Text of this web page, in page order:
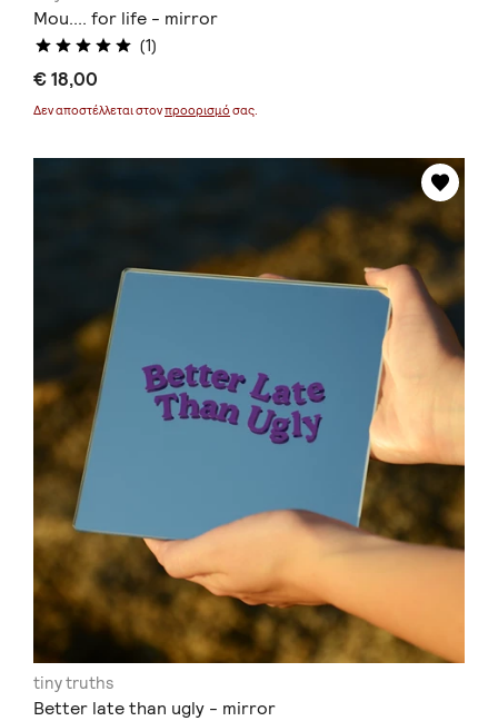
Mou.... for life - mirror
(1)
€ 18,00
Δεν αποστέλλεται στονπροορισμό σας.
tiny truths
Better late than ugly - mirror